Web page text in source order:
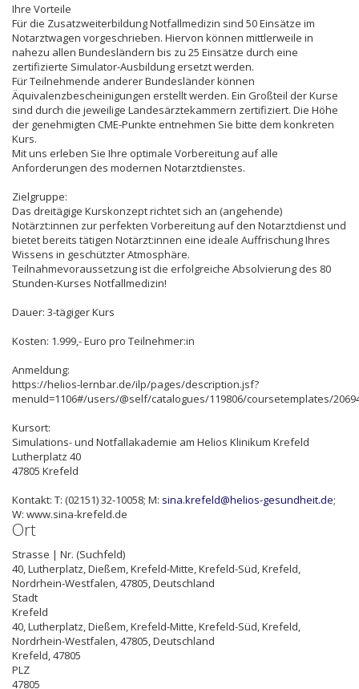
Ihre Vorteile
Für die Zusatzweiterbildung Notfallmedizin sind 50 Einsätze im
Notarztwagen vorgeschrieben. Hiervon können mittlerweile in
nahezu allen Bundesländern bis zu 25 Einsätze durch eine
zertifizierte Simulator-Ausbildung ersetzt werden.
Für Teilnehmende anderer Bundesländer können
Äquivalenzbescheinigungen erstellt werden. Ein Großteil der Kurse
sind durch die jeweilige Landesärztekammern zertifiziert. Die Höhe
der genehmigten CME-Punkte entnehmen Sie bitte dem konkreten
Kurs.
Mit uns erleben Sie Ihre optimale Vorbereitung auf alle
Anforderungen des modernen Notarztdienstes.
Zielgruppe:
Das dreitägige Kurskonzept richtet sich an (angehende)
Notärzt:innen zur perfekten Vorbereitung auf den Notarztdienst und
bietet bereits tätigen Notärzt:innen eine ideale Auffrischung Ihres
Wissens in geschützter Atmosphäre.
Teilnahmevoraussetzung ist die erfolgreiche Absolvierung des 80
Stunden-Kurses Notfallmedizin!
Dauer: 3-tägiger Kurs
Kosten: 1.999,- Euro pro Teilnehmer:in
Anmeldung:
https://helios-lernbar.de/ilp/pages/description.jsf?
menuId=1106#/users/@self/catalogues/119806/coursetemplates/
Kursort:
Simulations- und Notfallakademie am Helios Klinikum Krefeld
Lutherplatz 40
47805 Krefeld
Kontakt: T: (02151) 32-10058; M: sina.krefeld@helios-gesundheit.de;
W: www.sina-krefeld.de
Ort
Strasse | Nr. (Suchfeld)
40, Lutherplatz, Dießem, Krefeld-Mitte, Krefeld-Süd, Krefeld,
Nordrhein-Westfalen, 47805, Deutschland
Stadt
Krefeld
40, Lutherplatz, Dießem, Krefeld-Mitte, Krefeld-Süd, Krefeld,
Nordrhein-Westfalen, 47805, Deutschland
Krefeld,47805
PLZ
47805